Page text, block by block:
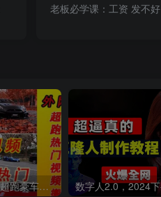
老板必学课：工资 发不好 员工 容易跑，科学设置薪酬 让天下
外面收费398元外网超跑豪车汽车视频搬运至快手抖音上热门项目